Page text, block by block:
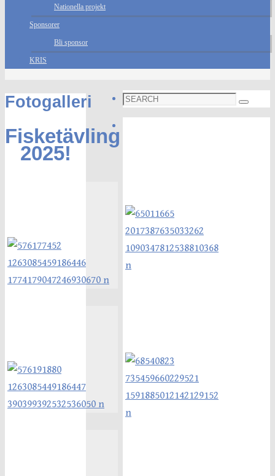
Nationella projekt
Sponsorer
Bli sponsor
KRIS
Fotogalleri
Fisketävling
2025!
Search
for:
Search